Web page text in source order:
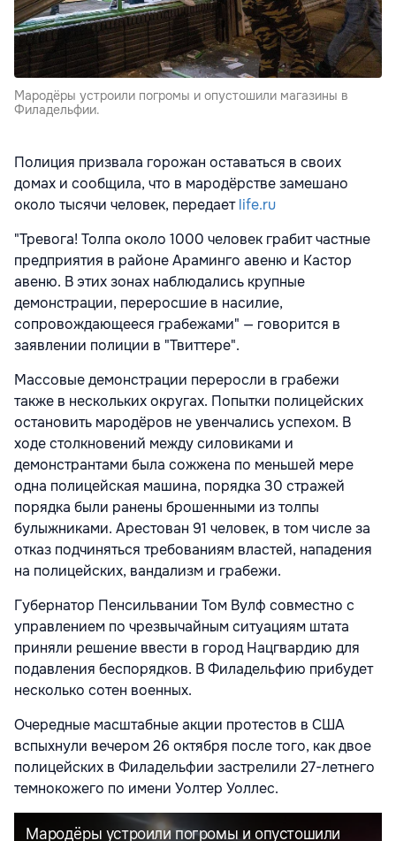
Мародёры устроили погромы и опустошили магазины в
Филадельфии.
Полиция призвала горожан оставаться в своих
домах и сообщила, что в мародёрстве замешано
около тысячи человек, передаетlife.ru
"Тревога! Толпа около 1000 человек грабит частные
предприятия в районе Араминго авеню и Кастор
авеню. В этих зонах наблюдались крупные
демонстрации, переросшие в насилие,
сопровождающееся грабежами" — говорится в
заявлении полиции в "Твиттере".
Массовые демонстрации переросли в грабежи
также в нескольких округах. Попытки полицейских
остановить мародёров не увенчались успехом. В
ходе столкновений между силовиками и
демонстрантами была сожжена по меньшей мере
одна полицейская машина, порядка 30 стражей
порядка были ранены брошенными из толпы
булыжниками. Арестован 91 человек, в том числе за
отказ подчиняться требованиям властей, нападения
на полицейских, вандализм и грабежи.
Губернатор Пенсильвании Том Вулф совместно с
управлением по чрезвычайным ситуациям штата
приняли решение ввести в город Нацгвардию для
подавления беспорядков. В Филадельфию прибудет
несколько сотен военных.
Очередные масштабные акции протестов в США
вспыхнули вечером 26 октября после того, как двое
полицейских в Филадельфии застрелили 27-летнего
темнокожего по имени Уолтер Уоллес.